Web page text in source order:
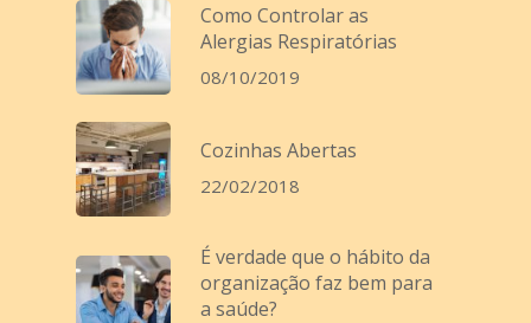
Como Controlar as
Alergias Respiratórias
08/10/2019
Cozinhas Abertas
22/02/2018
É verdade que o hábito da
organização faz bem para
a saúde?